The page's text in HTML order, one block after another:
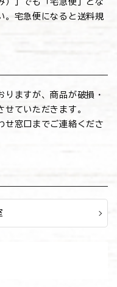
。宅急便になると送料規
ますが、商品が破損・
ていただきます。
せ窓口までご連絡くださ